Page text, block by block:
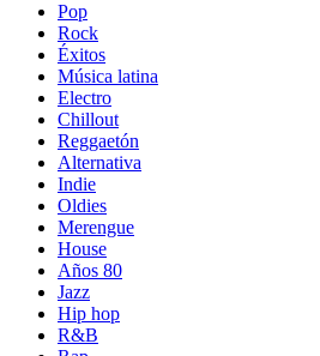
Pop
Rock
Éxitos
Música latina
Electro
Chillout
Reggaetón
Alternativa
Indie
Oldies
Merengue
House
Años 80
Jazz
Hip hop
R&B